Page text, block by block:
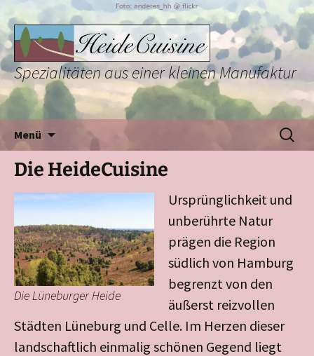
Spezialitäten aus einer kleinen Manufaktur
Menü
springen
Suchen
nach:
Die HeideCuisine
Die Lüneburger Heide
Ursprünglichkeit und
unberührte Natur
prägen die Region
südlich von Hamburg
begrenzt von den
äußerst reizvollen
Städten Lüneburg und Celle. Im Herzen dieser
landschaftlich einmalig schönen Gegend liegt